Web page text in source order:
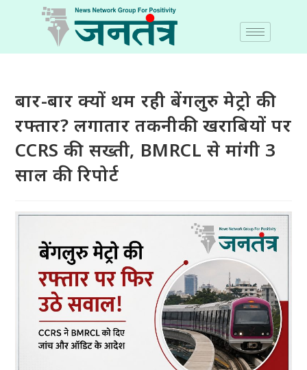
बार-बार क्यों थम रही बेंगलुरु मेट्रो की
रफ्तार? लगातार तकनीकी खराबियों पर
CCRS की सख्ती, BMRCL से मांगी 3
साल की रिपोर्ट